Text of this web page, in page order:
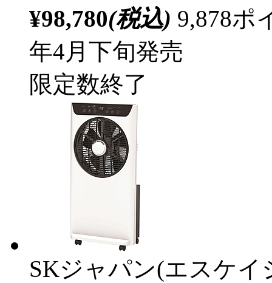
¥98,780(税込) 9,878ポ
年4月下旬発売
限定数終了
SKジャパン(エスケイ